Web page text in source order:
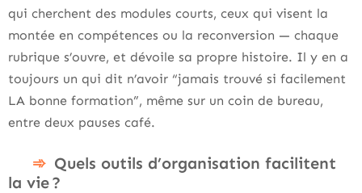
qui cherchent des modules courts, ceux qui visent la
montée en compétences ou la reconversion — chaque
rubrique s’ouvre, et dévoile sa propre histoire. Il y en a
toujours un qui dit n’avoir “jamais trouvé si facilement
LA bonne formation”, même sur un coin de bureau,
entre deux pauses café.
Quels outils d’organisation facilitent
la vie ?